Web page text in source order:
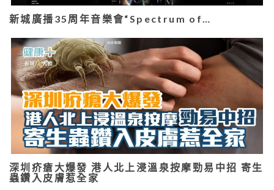
新城廣播35周年音樂會“Spectrum of…
深圳疥瘡大爆發 港人北上浸溫泉按摩勁易中招 寄生
蟲鑽入皮膚惹全家